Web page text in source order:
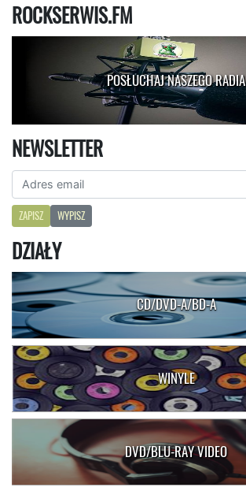
ROCKSERWIS.FM
POSŁUCHAJ NASZEGO RADIA
NEWSLETTER
ZAPISZ WYPISZ
DZIAŁY
CD/DVD-A/BD-A
WINYLE
DVD/BLU-RAY VIDEO